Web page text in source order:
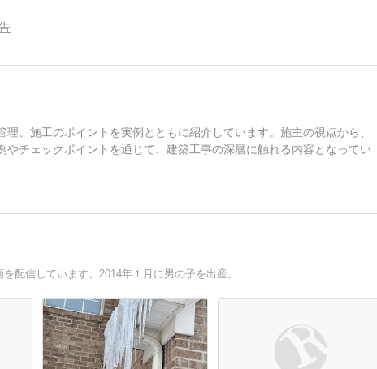
、施工のポイントを実例とともに紹介しています。施主の視点から、
チェックポイントを通じて、建築工事の深層に触れる内容となってい
配信しています。2014年１月に男の子を出産。